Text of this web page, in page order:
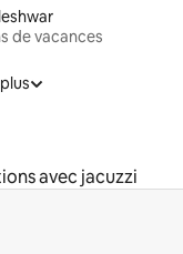
de vacances
avec jacuzzi